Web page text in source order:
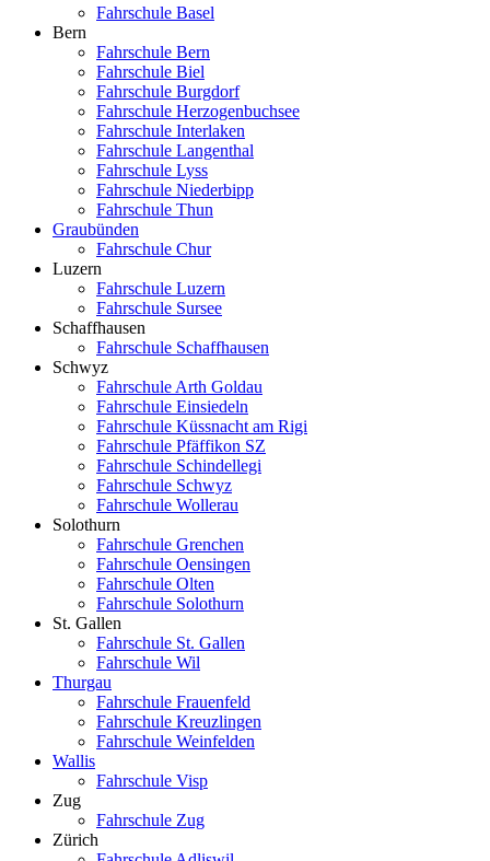
Fahrschule Basel
Bern
Fahrschule Bern
Fahrschule Biel
Fahrschule Burgdorf
Fahrschule Herzogenbuchsee
Fahrschule Interlaken
Fahrschule Langenthal
Fahrschule Lyss
Fahrschule Niederbipp
Fahrschule Thun
Graubünden
Fahrschule Chur
Luzern
Fahrschule Luzern
Fahrschule Sursee
Schaffhausen
Fahrschule Schaffhausen
Schwyz
Fahrschule Arth Goldau
Fahrschule Einsiedeln
Fahrschule Küssnacht am Rigi
Fahrschule Pfäffikon SZ
Fahrschule Schindellegi
Fahrschule Schwyz
Fahrschule Wollerau
Solothurn
Fahrschule Grenchen
Fahrschule Oensingen
Fahrschule Olten
Fahrschule Solothurn
St. Gallen
Fahrschule St. Gallen
Fahrschule Wil
Thurgau
Fahrschule Frauenfeld
Fahrschule Kreuzlingen
Fahrschule Weinfelden
Wallis
Fahrschule Visp
Zug
Fahrschule Zug
Zürich